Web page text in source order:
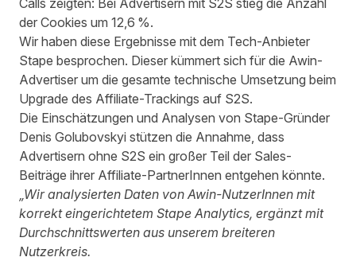
Calls zeigten: Bei Advertisern mit S2S stieg die Anzahl
der Cookies um 12,6 %.
Wir haben diese Ergebnisse mit dem Tech-Anbieter
Stape besprochen. Dieser kümmert sich für die Awin-
Advertiser um die gesamte technische Umsetzung beim
Upgrade des Affiliate-Trackings auf S2S.
Die Einschätzungen und Analysen von Stape-Gründer
Denis Golubovskyi stützen die Annahme, dass
Advertisern ohne S2S ein großer Teil der Sales-
Beiträge ihrer Affiliate-PartnerInnen entgehen könnte.
„Wir analysierten Daten von Awin-NutzerInnen mit
korrekt eingerichtetem Stape Analytics, ergänzt mit
Durchschnittswerten aus unserem breiteren
Nutzerkreis.